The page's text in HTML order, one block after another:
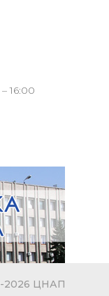
16:00
2026 ЦНАП